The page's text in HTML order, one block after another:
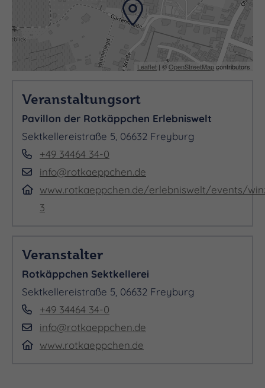
Wochenende nur in Verbindung mit einem
gültigem Winzerfest-Eintrittsbändchen möglich.
Tickets sind erhältlich unter: eventim.de
Leaflet | ©OpenStreetMapcontributors
Veranstaltungsort
Pavillon der Rotkäppchen Erlebniswelt
Sektkellereistraße 5, 06632 Freyburg
+49 34464 34-0
info@rotkaeppchen.de
www.rotkaeppchen.de/erlebniswelt/events/
3
Veranstalter
Rotkäppchen Sektkellerei
Sektkellereistraße 5, 06632 Freyburg
+49 34464 34-0
info@rotkaeppchen.de
www.rotkaeppchen.de